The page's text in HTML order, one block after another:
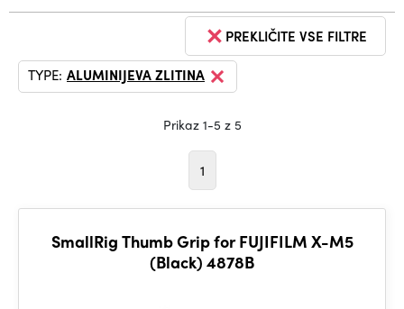
PREKLIČITE VSE FILTRE
TYPE: ALUMINIJEVA ZLITINA
Prikaz 1-5 z 5
1
SmallRig Thumb Grip for FUJIFILM X-M5
(Black) 4878B